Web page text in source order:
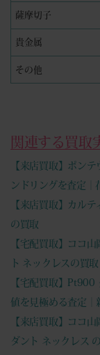
薩摩切子
貴金属
その他
関連する買取
【来店買取】ポン
ンドリングを査定｜
【来店買取】カル
の買取
【宅配買取】ココ
ト ネックレスの買
【宅配買取】Pt900
値を見極める査定｜
【来店買取】ココ
ダント ネックレス